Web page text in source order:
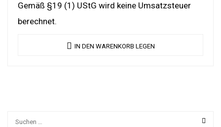
Gemäß §19 (1) UStG wird keine Umsatzsteuer
berechnet.
IN DEN WARENKORB LEGEN